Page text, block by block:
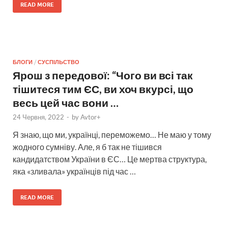
READ MORE
БЛОГИ / СУСПІЛЬСТВО
Ярош з передової: “Чого ви всі так
тішитеся тим ЄС, ви хоч вкурсі, що
весь цей час вони …
24 Червня, 2022 - byAvtor+
Я знаю, що ми, українці, переможемо… Не маю у тому
жодного сумніву. Але, я б так не тішився
кандидатством України в ЄС… Це мертва структура,
яка «зливала» українців під час …
READ MORE